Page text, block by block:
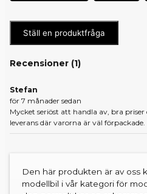
Ställ en produktfråga
Recensioner (1)
Stefan
för 7 månader sedan
Mycket seriöst att handla av, bra priser
leverans där varorna är väl förpackade.
Den här produkten är av oss
modellbil i vår kategori för